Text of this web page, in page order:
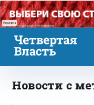
Реклама
Новости с